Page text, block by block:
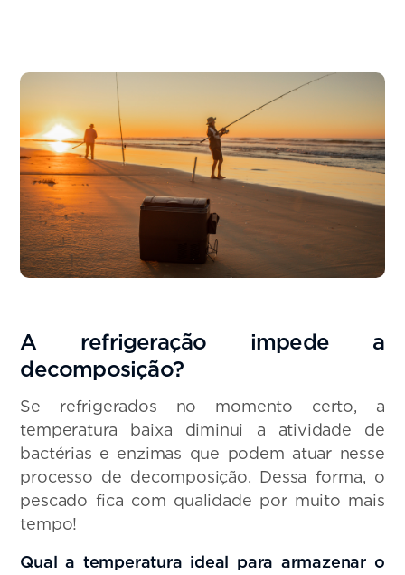
A refrigeração impede a
decomposição?
Se refrigerados no momento certo, a
temperatura baixa diminui a atividade de
bactérias e enzimas que podem atuar nesse
processo de decomposição. Dessa forma, o
pescado fica com qualidade por muito mais
tempo!
Qual a temperatura ideal para armazenar o